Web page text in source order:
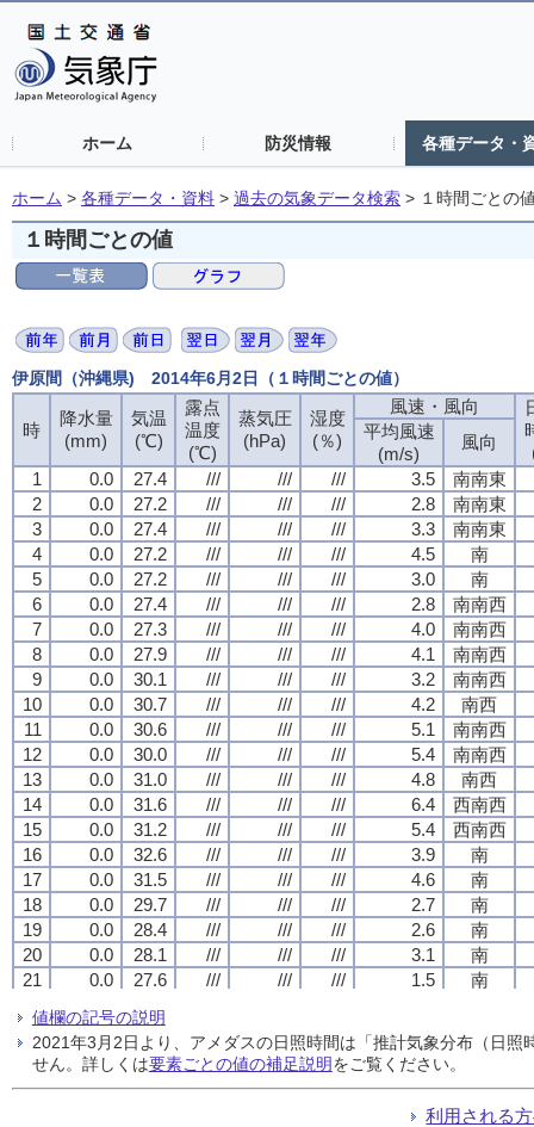
ホーム 防災情報 各種データ・
ホーム > 各種データ・資料 > 過去の気象データ検索 > １時間ごとの
１時間ごとの値
伊原間（沖縄県) 2014年6月2日（１時間ごとの値）
時
降水量
(mm)
気温
(℃)
露点
温度
(℃)
蒸気圧
(hPa)
湿度
(％)
風速・風向
平均風速
(m/s)
風向
1
0.0 27.4 /// /// /// 3.5
南南東
2
0.0 27.2 /// /// /// 2.8
南南東
3
0.0 27.4 /// /// /// 3.3
南南東
4
0.0 27.2 /// /// /// 4.5
南
5
0.0 27.2 /// /// /// 3.0
南
6
0.0 27.4 /// /// /// 2.8
南南西
7
0.0 27.3 /// /// /// 4.0
南南西
8
0.0 27.9 /// /// /// 4.1
南南西
9
0.0 30.1 /// /// /// 3.2
南南西
10
0.0 30.7 /// /// /// 4.2
南西
11
0.0 30.6 /// /// /// 5.1
南南西
12
0.0 30.0 /// /// /// 5.4
南南西
13
0.0 31.0 /// /// /// 4.8
南西
14
0.0 31.6 /// /// /// 6.4
西南西
15
0.0 31.2 /// /// /// 5.4
西南西
16
0.0 32.6 /// /// /// 3.9
南
17
0.0 31.5 /// /// /// 4.6
南
18
0.0 29.7 /// /// /// 2.7
南
19
0.0 28.4 /// /// /// 2.6
南
20
0.0 28.1 /// /// /// 3.1
南
21
0.0 27.6 /// /// /// 1.5
南
27.9
23
0.0 27.9
南南東
24
0.0 27.8 /// /// /// 5.2 南
時
降水量
(mm)
気温
(℃)
露点
温度
(℃)
蒸気圧
(hPa)
湿度
(％)
風速・風向
平均風速
(m/s)
風向
1
0.0 27.4 /// /// /// 3.5
南南東
2
0.0 27.2 /// /// /// 2.8
南南東
3
0.0 27.4 /// /// /// 3.3
南南東
4
0.0 27.2 /// /// /// 4.5
南
5
0.0 27.2 /// /// /// 3.0
南
6
0.0 27.4 /// /// /// 2.8
南南西
7
0.0 27.3 /// /// /// 4.0
南南西
8
0.0 27.9 /// /// /// 4.1
南南西
9
0.0 30.1 /// /// /// 3.2
南南西
10
0.0 30.7 /// /// /// 4.2
南西
11
0.0 30.6 /// /// /// 5.1
南南西
12
0.0 30.0 /// /// /// 5.4
南南西
13
0.0 31.0 /// /// /// 4.8
南西
14
0.0 31.6 /// /// /// 6.4
西南西
15
0.0 31.2 /// /// /// 5.4
西南西
16
0.0 32.6 /// /// /// 3.9
南
17
0.0 31.5 /// /// /// 4.6
南
18
0.0 29.7 /// /// /// 2.7
南
19
0.0 28.4 /// /// /// 2.6
南
20
0.0 28.1 /// /// /// 3.1
南
21
0.0 27.6 /// /// /// 1.5
南
27.9
23
0.0 27.9
南南東
24
0.0 27.8 /// /// /// 5.2 南
時
降水量
(mm)
気温
(℃)
露点
温度
(℃)
蒸気圧
(hPa)
湿度
(％)
風速・風向
平均風速
(m/s)
風向
1
0.0 27.4 /// /// /// 3.5
南南東
2
0.0 27.2 /// /// /// 2.8
南南東
3
0.0 27.4 /// /// /// 3.3
南南東
4
0.0 27.2 /// /// /// 4.5
南
5
0.0 27.2 /// /// /// 3.0
南
6
0.0 27.4 /// /// /// 2.8
南南西
7
0.0 27.3 /// /// /// 4.0
南南西
8
0.0 27.9 /// /// /// 4.1
南南西
9
0.0 30.1 /// /// /// 3.2
南南西
10
0.0 30.7 /// /// /// 4.2
南西
11
0.0 30.6 /// /// /// 5.1
南南西
12
0.0 30.0 /// /// /// 5.4
南南西
13
0.0 31.0 /// /// /// 4.8
南西
14
0.0 31.6 /// /// /// 6.4
西南西
15
0.0 31.2 /// /// /// 5.4
西南西
16
0.0 32.6 /// /// /// 3.9
南
17
0.0 31.5 /// /// /// 4.6
南
18
0.0 29.7 /// /// /// 2.7
南
19
0.0 28.4 /// /// /// 2.6
南
20
0.0 28.1 /// /// /// 3.1
南
21
0.0 27.6 /// /// /// 1.5
南
27.9
23
0.0 27.9
南南東
24
0.0 27.8 /// /// /// 5.2 南
時
降水量
(mm)
気温
(℃)
露点
温度
(℃)
蒸気圧
(hPa)
湿度
(％)
風速・風向
平均風速
(m/s)
風向
1
0.0 27.4 /// /// /// 3.5
南南東
2
0.0 27.2 /// /// /// 2.8
南南東
3
0.0 27.4 /// /// /// 3.3
南南東
4
0.0 27.2 /// /// /// 4.5
南
5
0.0 27.2 /// /// /// 3.0
南
6
0.0 27.4 /// /// /// 2.8
南南西
7
0.0 27.3 /// /// /// 4.0
南南西
8
0.0 27.9 /// /// /// 4.1
南南西
9
0.0 30.1 /// /// /// 3.2
南南西
10
0.0 30.7 /// /// /// 4.2
南西
11
0.0 30.6 /// /// /// 5.1
南南西
12
0.0 30.0 /// /// /// 5.4
南南西
13
0.0 31.0 /// /// /// 4.8
南西
14
0.0 31.6 /// /// /// 6.4
西南西
15
0.0 31.2 /// /// /// 5.4
西南西
16
0.0 32.6 /// /// /// 3.9
南
17
0.0 31.5 /// /// /// 4.6
南
18
0.0 29.7 /// /// /// 2.7
南
19
0.0 28.4 /// /// /// 2.6
南
20
0.0 28.1 /// /// /// 3.1
南
21
0.0 27.6 /// /// /// 1.5
南
27.9
23
0.0 27.9
南南東
24
0.0 27.8 /// /// /// 5.2 南
値欄の記号の説明
2021年3月2日より、アメダスの日照時間は「推計気象分布（日
せん。詳しくは要素ごとの値の補足説明をご覧ください。
利用される